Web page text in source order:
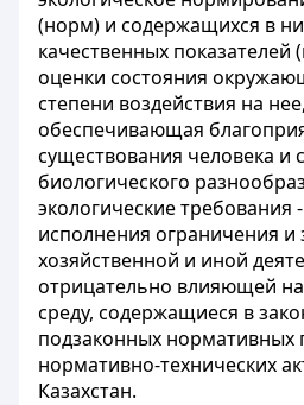
(норм) и содержащихся в
качественных показателей
оценки состояния
степени воздействия на
обеспечивающая
существования человека и
биологического
экологические требования
исполнения ограничения и
хозяйственной и иной
отрицательно влияющей
среду, содержащиеся в
подзаконных нормативных
нормативно-технических
Казахстан.